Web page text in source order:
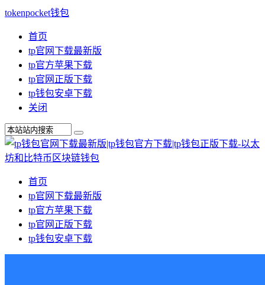
tokenpocket钱包
首页
tp官网下载最新版
tp官方苹果下载
tp官网正版下载
tp钱包安卓下载
关闭
首页
tp官网下载最新版
tp官方苹果下载
tp官网正版下载
tp钱包安卓下载